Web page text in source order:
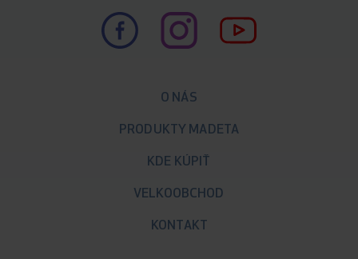
O NÁS
PRODUKTY MADETA
KDE KÚPIŤ
VELKOOBCHOD
KONTAKT